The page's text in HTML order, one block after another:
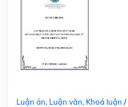
Luận án, Luận văn, Khoá luận /